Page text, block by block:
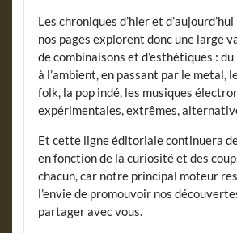
Les chroniques d’hier et
nos pages explorent donc une large
de combinaisons et d’esthétiques :
à l’ambient, en passant par le metal,
folk, la pop indé, les musiques
expérimentales, extrêmes,
Et cette ligne éditoriale continuera
en fonction de la curiosité et des
chacun, car notre principal moteur
l’envie de promouvoir nos
partager avec vous.